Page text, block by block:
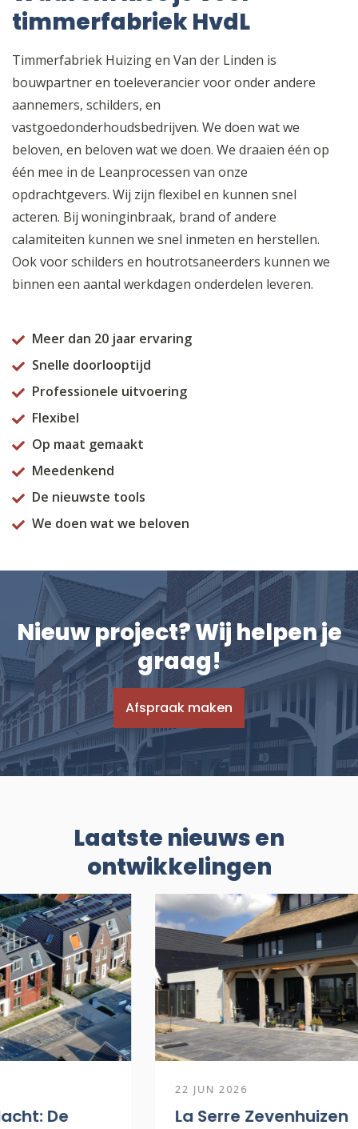
timmerfabriek HvdL
Timmerfabriek Huizing en Van der Linden is
bouwpartner en toeleverancier voor onder andere
aannemers, schilders, en
vastgoedonderhoudsbedrijven. We doen wat we
beloven, en beloven wat we doen. We draaien één op
één mee in de Leanprocessen van onze
opdrachtgevers. Wij zijn flexibel en kunnen snel
acteren. Bij woninginbraak, brand of andere
calamiteiten kunnen we snel inmeten en herstellen.
Ook voor schilders en houtrotsaneerders kunnen we
binnen een aantal werkdagen onderdelen leveren.
Meer dan 20 jaar ervaring
Snelle doorlooptijd
Professionele uitvoering
Flexibel
Op maat gemaakt
Meedenkend
De nieuwste tools
We doen wat we beloven
Nieuw project? Wij helpen je
graag!
Afspraak maken
Laatste nieuws en
ontwikkelingen
La Serre Zevenhuizen